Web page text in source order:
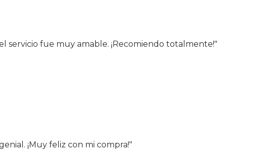
fue muy amable. ¡Recomiendo totalmente!"
¡Muy feliz con mi compra!"